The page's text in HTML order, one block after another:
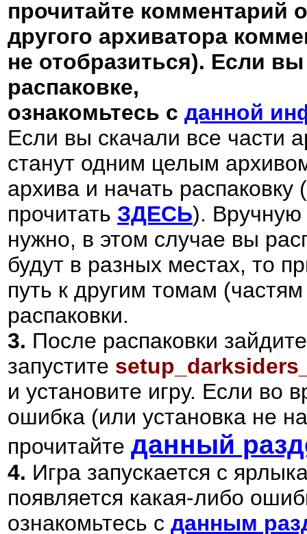
прочитайте комментарий
другого архиватора
не отобразиться). Если
распаковке,
ознакомьтесь с данной
Если вы скачали все части
станут одним целым
архива и начать
прочитать ЗДЕСЬ). Вручную
нужно, в этом случае вы
будут в разных местах, то
путь к другим томам
распаковки.
3. После распаковки
запустите
и установите игру. Если во
ошибка (или установка не
прочитайте данный
4. Игра запускается с
появляется какая-либо
ознакомьтесь с данным